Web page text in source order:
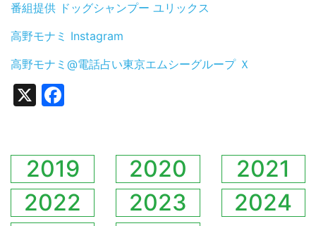
番組提供 ドッグシャンプー ユリックス
高野モナミ Instagram
高野モナミ@電話占い東京エムシーグループ Ｘ
X
2019 2020
2021
2022
2023
2024